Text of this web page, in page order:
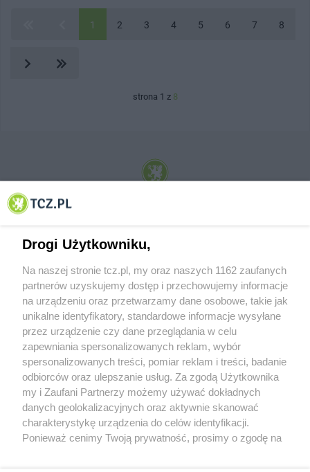
1 2 3 4 5 6 7 8
strona 1 z 8
© 2001-2026 Tczew - TCZ.PL Sp. z o.o. Internetowy Serwis Informacyjny Miasta
O FIRMIE POLITYKA PRYWATNOŚCI HOSTING
REKLAMA WSPÓŁPRACA RSS FACEBOOK KONTAKT
Nasze serwisy
Aktualności
Tcz24
Muzyka i kultura
Archiwum wydarzeń
Drogi Użytkowniku,
Na naszej stronie tcz.pl, my oraz naszych 1162 zaufanych
partnerów uzyskujemy dostęp i przechowujemy informacje
na urządzeniu oraz przetwarzamy dane osobowe, takie jak
unikalne identyfikatory, standardowe informacje wysyłane
przez urządzenie czy dane przeglądania w celu
zapewniania spersonalizowanych reklam, wybór
spersonalizowanych treści, pomiar reklam i treści, badanie
odbiorców oraz ulepszanie usług. Za zgodą Użytkownika
my i Zaufani Partnerzy możemy używać dokładnych
danych geolokalizacyjnych oraz aktywnie skanować
charakterystykę urządzenia do celów identyfikacji.
Ponieważ cenimy Twoją prywatność, prosimy o zgodę na